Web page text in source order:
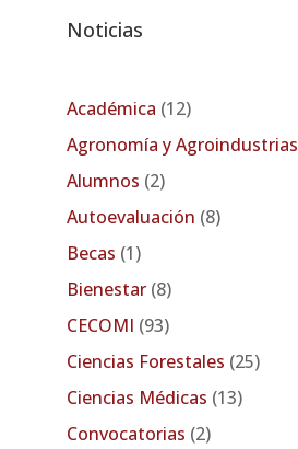
Noticias
Académica (12)
Agronomía y Agroindustrias
Alumnos (2)
Autoevaluación (8)
Becas (1)
Bienestar(8)
CECOMI (93)
Ciencias Forestales (25)
Ciencias Médicas (13)
Convocatorias (2)